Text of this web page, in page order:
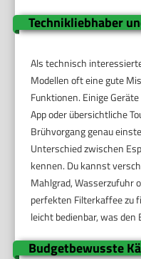
Technikliebhaber
Als technisch
Modellen oft eine gute
Funktionen. Einige
App oder übersichtliche
Brühvorgang genau
Unterschied zwischen
kennen. Du kannst
Mahlgrad, Wasserzufuhr
perfekten Filterkaffee zu
leicht bedienbar, was
Budgetbewusste